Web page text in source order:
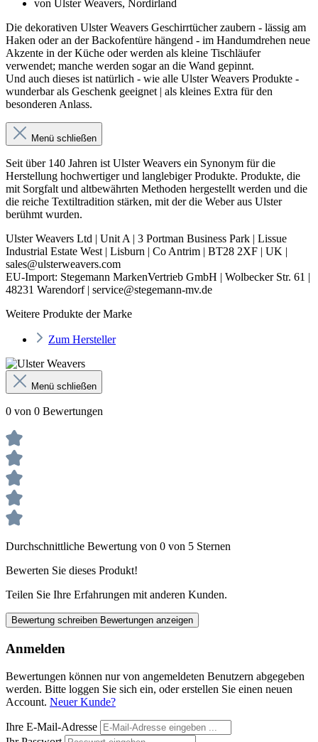
von Ulster Weavers, Nordirland
Die dekorativen Ulster Weavers Geschirrtücher zaubern - lässig am
Haken oder an der Backofentüre hängend - im Handumdrehen neue
Akzente in der Küche oder werden als kleine Tischläufer
verwendet; manche werden sogar an die Wand gepinnt.
Und auch dieses ist natürlich - wie alle Ulster Weavers Produkte -
wunderbar als Geschenk geeignet | als kleines Extra für den
besonderen Anlass.
Menü schließen
Seit über 140 Jahren ist Ulster Weavers ein Synonym für die
Herstellung hochwertiger und langlebiger Produkte. Produkte, die
mit Sorgfalt und altbewährten Methoden hergestellt werden und die
die reiche Textiltradition stärken, mit der die Weber aus Ulster
berühmt wurden.
Ulster Weavers Ltd | Unit A | 3 Portman Business Park | Lissue
Industrial Estate West | Lisburn | Co Antrim | BT28 2XF | UK |
sales@ulsterweavers.com
EU-Import: Stegemann MarkenVertrieb GmbH | Wolbecker Str. 61 |
48231 Warendorf | service@stegemann-mv.de
Weitere Produkte der Marke
Zum Hersteller
Menü schließen
0 von 0 Bewertungen
Durchschnittliche Bewertung von 0 von 5 Sternen
Bewerten Sie dieses Produkt!
Teilen Sie Ihre Erfahrungen mit anderen Kunden.
Bewertung schreiben Bewertungen anzeigen
Anmelden
Bewertungen können nur von angemeldeten Benutzern abgegeben
werden. Bitte loggen Sie sich ein, oder erstellen Sie einen neuen
Account. Neuer Kunde?
Ihre E-Mail-Adresse